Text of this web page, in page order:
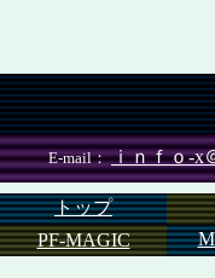
E-mail：ｉｎｆｏ-x
トップ
PF-MAGIC